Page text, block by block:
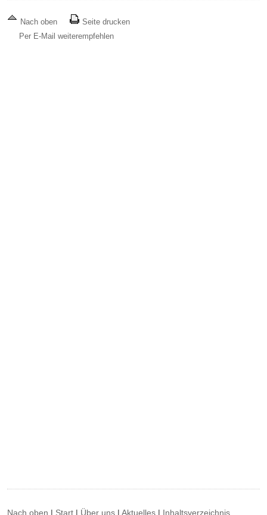
Nach oben
Seite drucken
Per E-Mail weiterempfehlen
Nach oben | Start | Über uns |Aktuelles | Inhaltsverzeichnis